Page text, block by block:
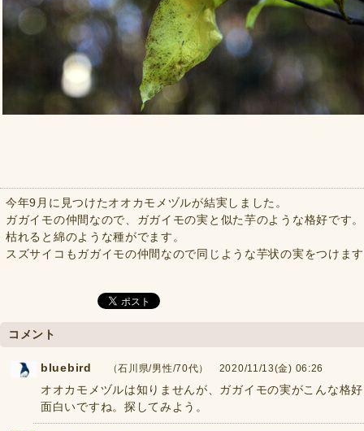
今年9月に見つけたオオカモメヅルが結実しました。
ガガイモの仲間なので、ガガイモの実と似た芋のような格好です。
枯れると綿のような種がでます。
スズサイコもガガイモの仲間なので同じような芋状の実をつけま
コメント
bluebird （石川県/男性/70代） 2020/11/13(金) 06:26
オオカモメヅルは知りませんが、ガガイモの実がこんな格
面白いですね。探してみよう。